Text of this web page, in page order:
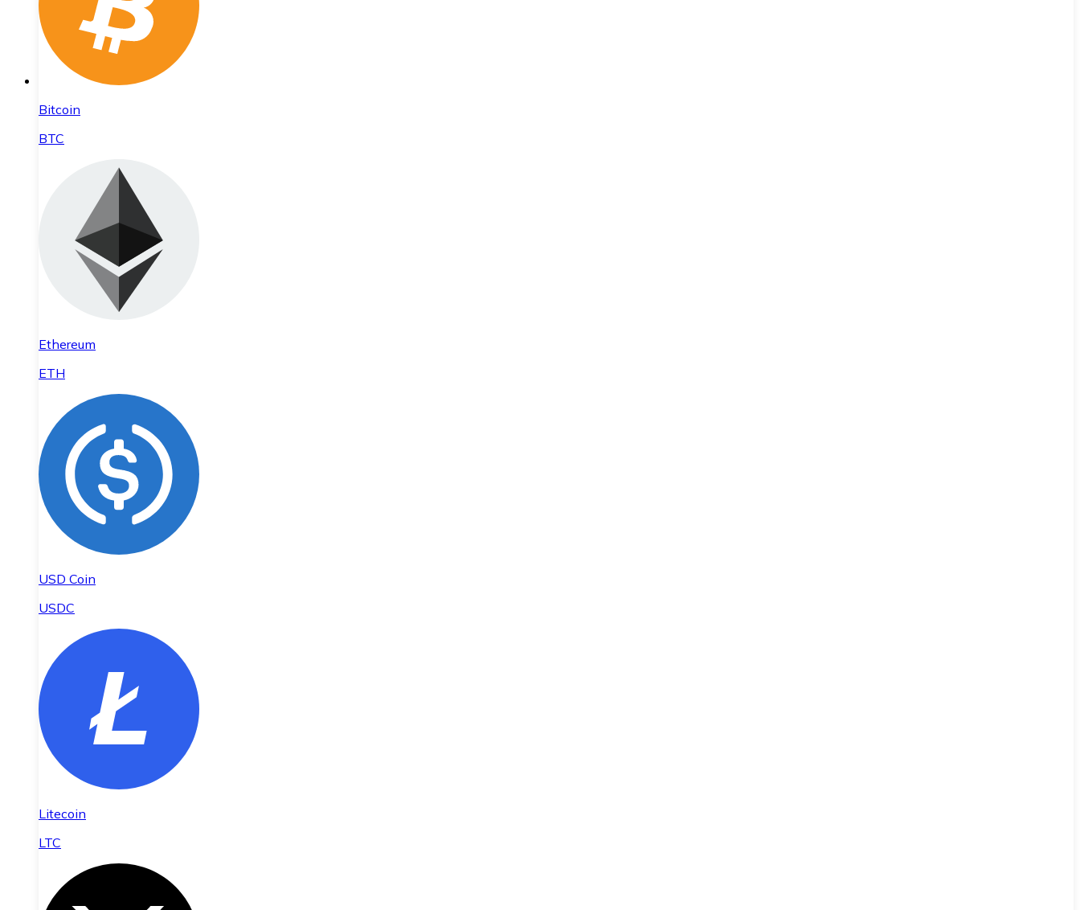
Bitcoin
BTC
Ethereum
ETH
USD Coin
USDC
Litecoin
LTC